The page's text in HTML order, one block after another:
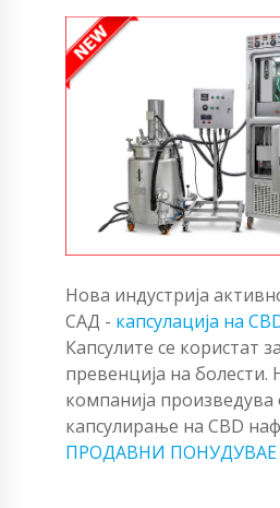
Нова индустрија
САД - капсулација на
Капсулите се користат
превенција на болести.
компанија произведува
капсулирање на CBD
ПРОДАВНИ ПОНУДУВАЕ